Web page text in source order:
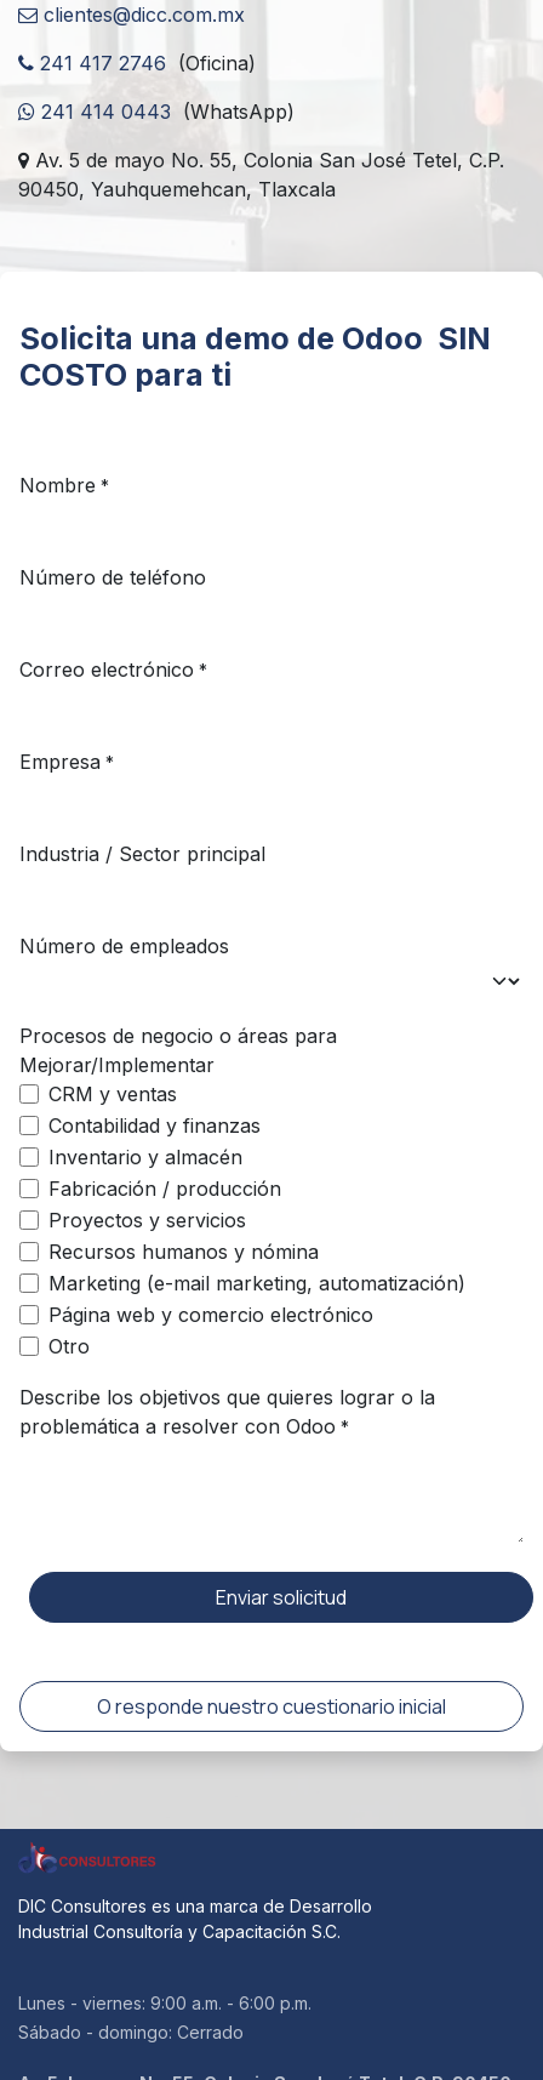
clientes@dicc.com.mx
241 417 2746 (Oficina)
241 414 0443 (WhatsApp)
Av. 5 de mayo No. 55, Colonia San José Tetel, C.P.
90450, Yauhquemehcan, Tlaxcala
Solicita una demo de Odoo SIN
COSTO para ti
Nombre *
Número de teléfono
Correo electrónico *
Empresa *
Industria / Sector principal
Número de empleados
Procesos de negocio o áreas para
Mejorar/Implementar
CRM y ventas
Contabilidad y finanzas
Inventario y almacén
Fabricación / producción
Proyectos y servicios
Recursos humanos y nómina
Marketing (e-mail marketing, automatización)
Página web y comercio electrónico
Otro
Describe los objetivos que quieres lograr o la
problemática a resolver con Odoo *
Enviar solicitud
O responde nuestro cuestionario inicial
DIC Consultores es una marca de Desarrollo
Industrial Consultoría y Capacitación S.C.
Lunes - viernes: 9:00 a.m. - 6:00 p.m.
Sábado - domingo: Cerrado